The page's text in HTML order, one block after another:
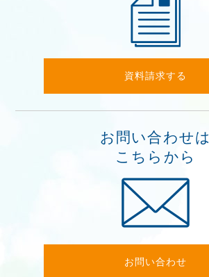
資料請求する
お問い合わせは
こちらから
お問い合わせ